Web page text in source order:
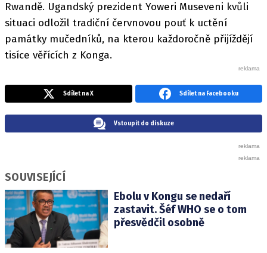
Rwandě. Ugandský prezident Yoweri Museveni kvůli
situaci odložil tradiční červnovou pouť k uctění
památky mučedníků, na kterou každoročně přijíždějí
tisíce věřících z Konga.
Sdílet na X Sdílet na Facebooku
Vstoupit do diskuze
SOUVISEJÍCÍ
Ebolu v Kongu se nedaří
zastavit. Šéf WHO se o tom
přesvědčil osobně